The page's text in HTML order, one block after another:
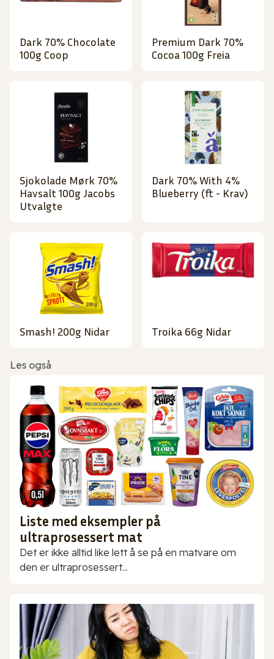
Dark 70% Chocolate
100g Coop
Premium Dark 70%
Cocoa 100g Freia
Sjokolade Mørk 70%
Havsalt 100g Jacobs
Utvalgte
Dark 70% With 4%
Blueberry (ft - Krav)
Smash! 200g Nidar Troika 66g Nidar
Les også
Liste med eksempler på
ultraprosessert mat
Det er ikke alltid like lett å se på en matvare om
den er ultraprosessert...